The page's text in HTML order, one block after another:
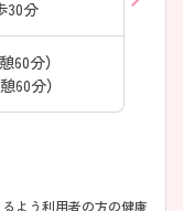
30分
60分）
60分）
るよう利用者の方の健康